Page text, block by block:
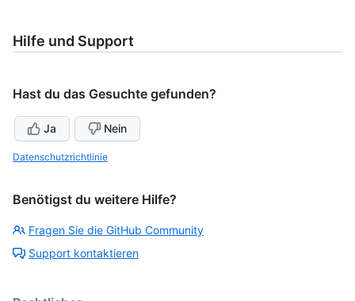
Hilfe und Support
Hast du das Gesuchte gefunden?
Ja Nein
Datenschutzrichtlinie
Benötigst du weitere Hilfe?
Fragen Sie die GitHub Community
Support kontaktieren